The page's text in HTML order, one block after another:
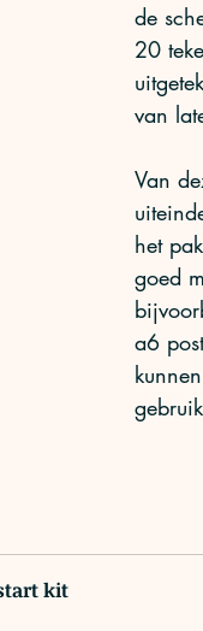
de
20
van
Van
het
goed
a6
kit